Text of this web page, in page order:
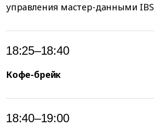
управления мастер-данными IBS
18:25–18:40
Кофе-брейк
18:40–19:00